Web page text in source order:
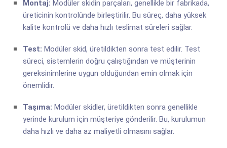
Montaj: Modüler skidin parçaları, genellikle bir fabrikada,
üreticinin kontrolünde birleştirilir. Bu süreç, daha yüksek
kalite kontrolü ve daha hızlı teslimat süreleri sağlar.
Test: Modüler skid, üretildikten sonra test edilir. Test
süreci, sistemlerin doğru çalıştığından ve müşterinin
gereksinimlerine uygun olduğundan emin olmak için
önemlidir.
Taşıma: Modüler skidler, üretildikten sonra genellikle
yerinde kurulum için müşteriye gönderilir. Bu, kurulumun
daha hızlı ve daha az maliyetli olmasını sağlar.